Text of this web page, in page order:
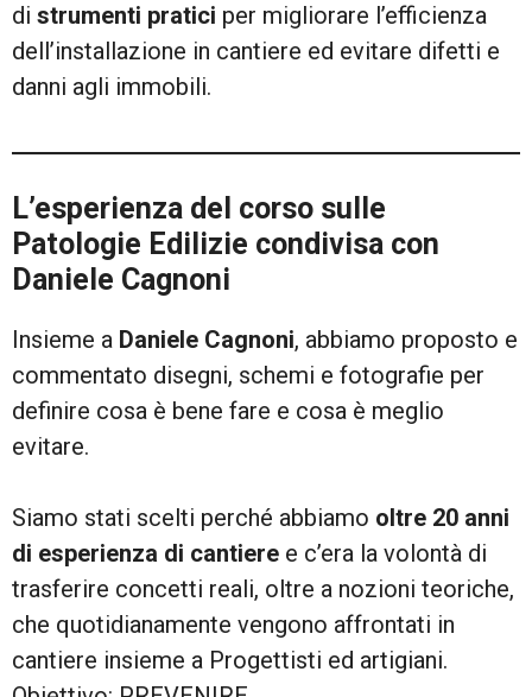
di strumenti pratici per migliorare l’efficienza
dell’installazione in cantiere ed evitare difetti e
danni agli immobili.
L’esperienza del corso sulle
Patologie Edilizie condivisa con
Daniele Cagnoni
Insieme a Daniele Cagnoni, abbiamo proposto e
commentato disegni, schemi e fotografie per
definire cosa è bene fare e cosa è meglio
evitare.
Siamo stati scelti perché abbiamo oltre 20 anni
di esperienza di cantiere e c’era la volontà di
trasferire concetti reali, oltre a nozioni teoriche,
che quotidianamente vengono affrontati in
cantiere insieme a Progettisti ed artigiani.